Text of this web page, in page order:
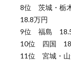
8位 茨城・栃
18.8万円
9位 福島
10位 四国
11位 宮城・